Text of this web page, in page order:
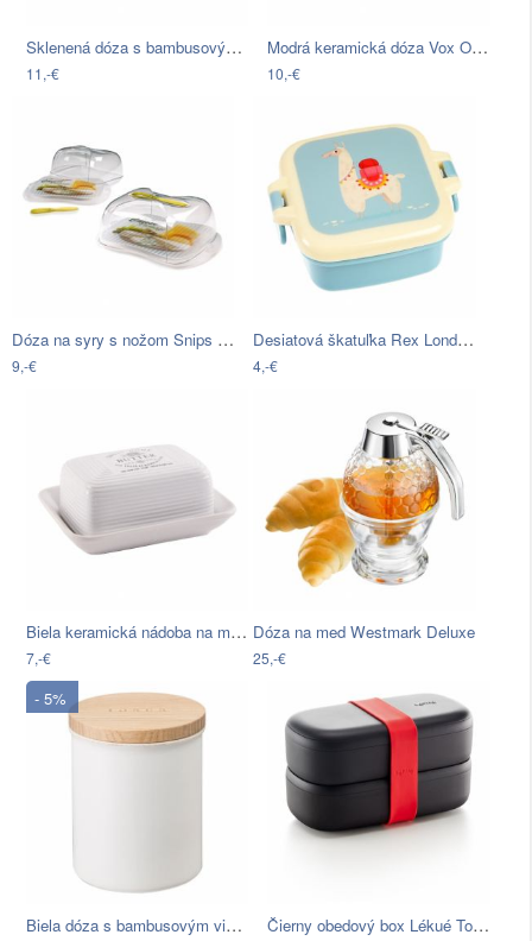
Sklenená dóza s bambusovým viečkom…
11,-€
Modrá keramická dóza Vox Orion, výška 8…
10,-€
Dóza na syry s nožom Snips Cheese
9,-€
Desiatová škatuľka Rex London Dolly Lama
4,-€
Biela keramická nádoba na maslo Orion…
7,-€
Dóza na med Westmark Deluxe
25,-€
- 5%
Biela dóza s bambusovým viečkom… Čierny obedový box Lékué ToGo